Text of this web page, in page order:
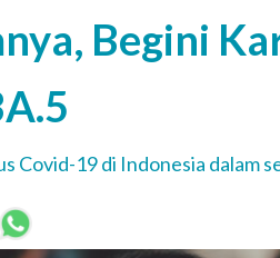
Begini
Covid-19 di Indonesia dalam